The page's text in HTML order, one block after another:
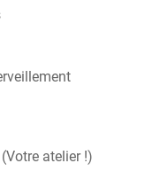
atelier !)